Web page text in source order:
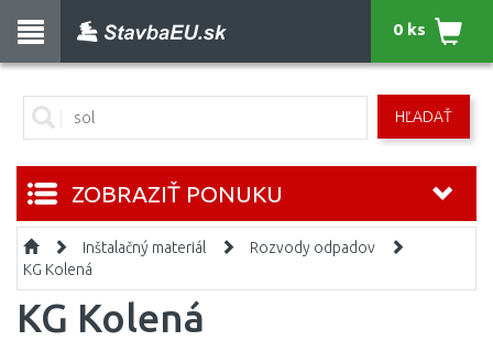
HĽADAŤ
0 ks
ZOBRAZIŤ PONUKU
Inštalačný materiál
Rozvody odpadov
KG Kolená
KG Kolená